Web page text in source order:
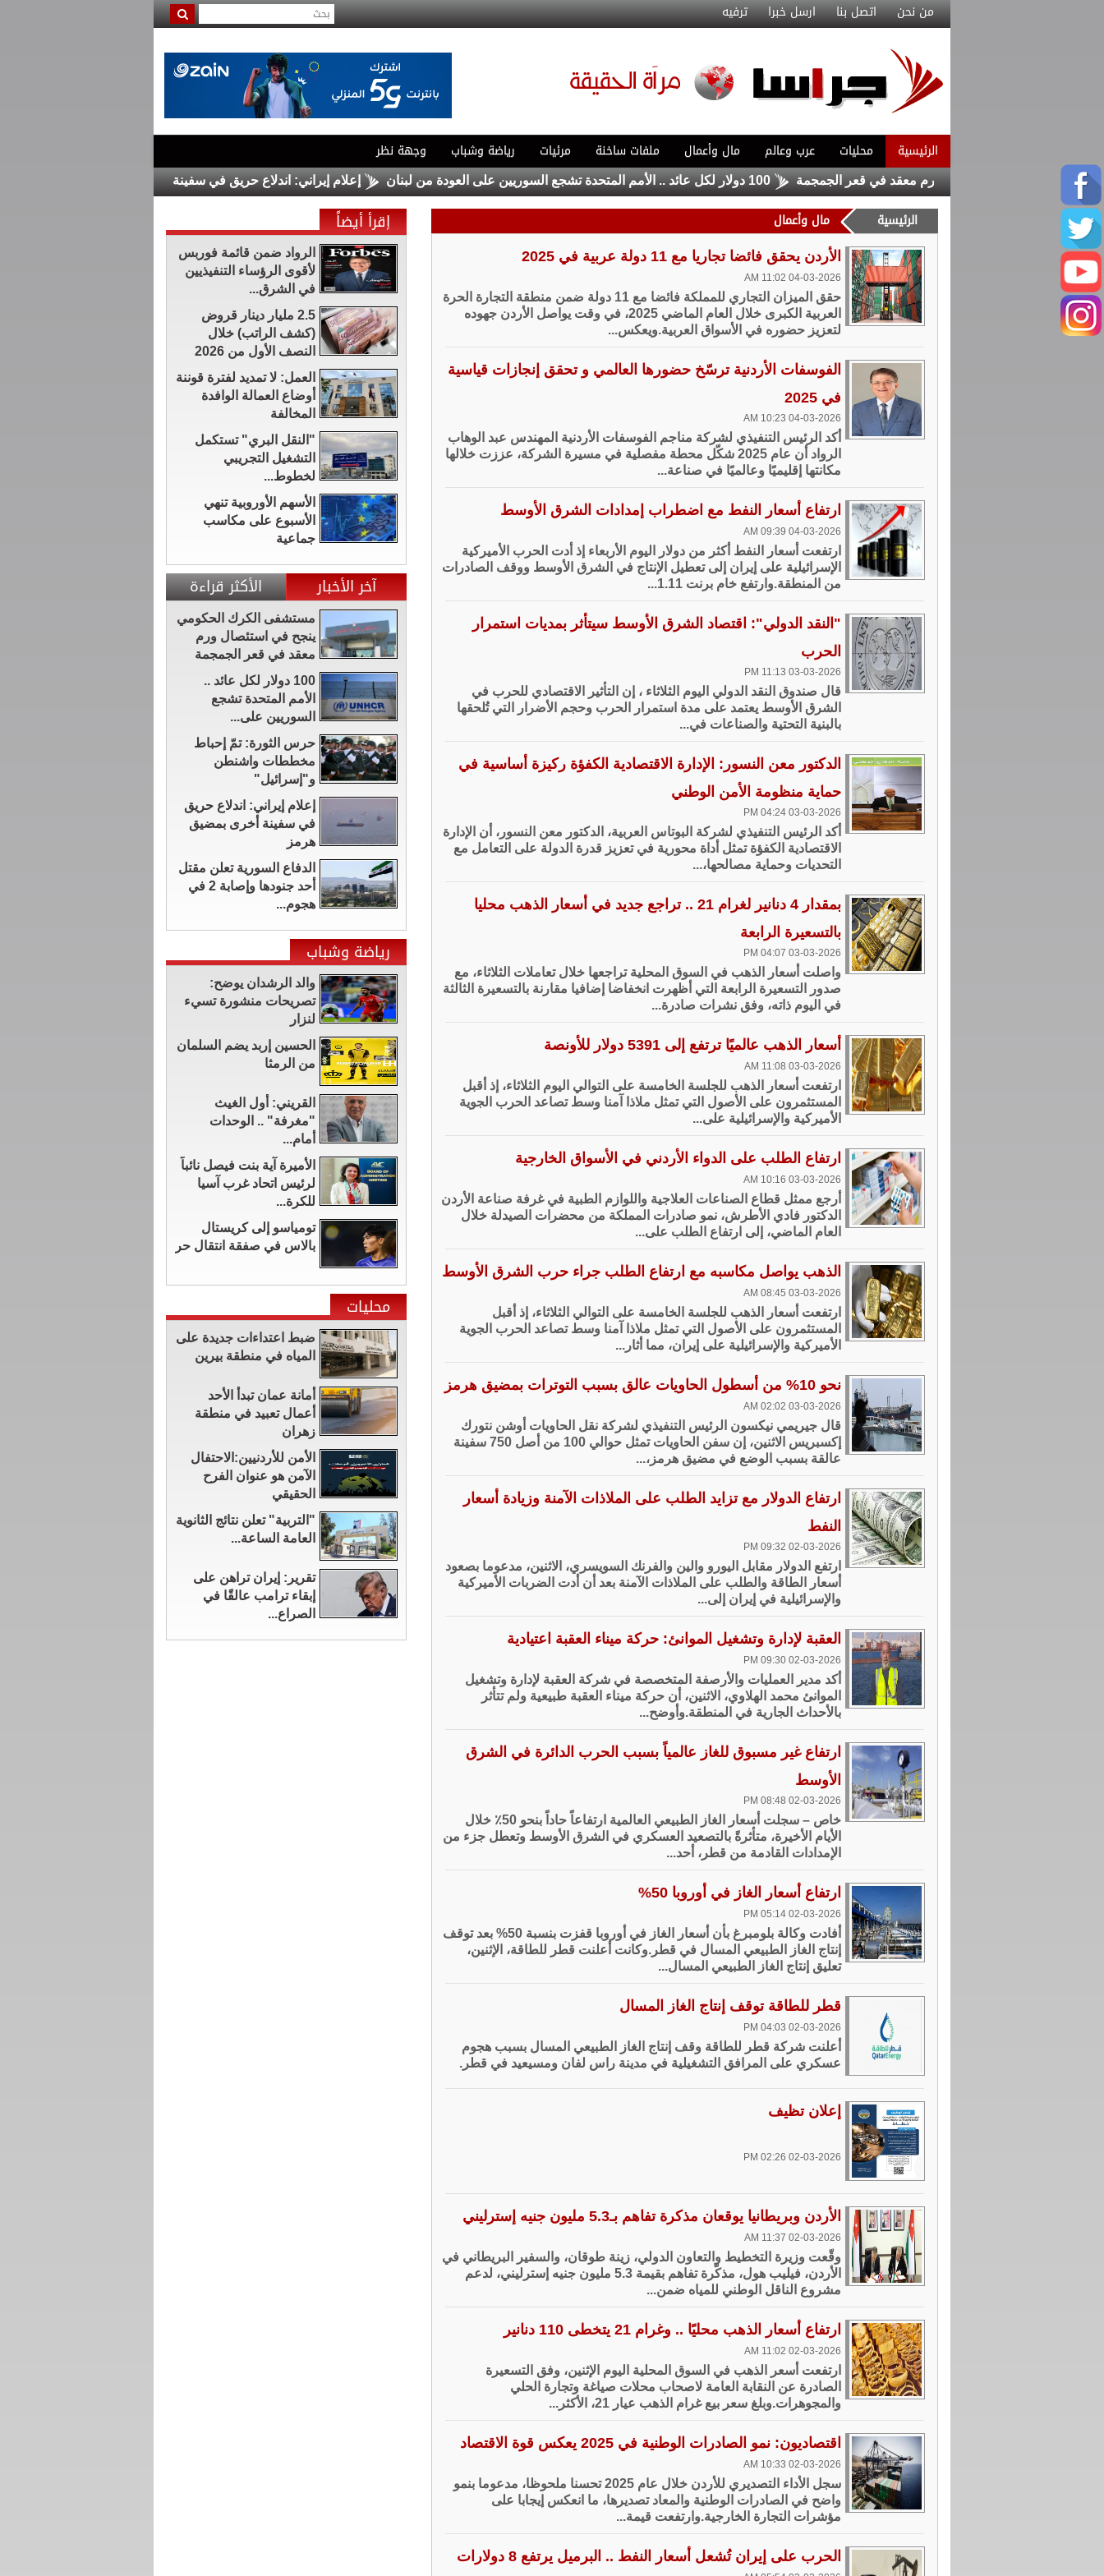
من نحن اتصل بنا ارسل خبرا ترفيه
الرئيسية محليات عرب وعالم مال وأعمال ملفات ساخنة مرئيات رياضة وشباب وجهة نظر
ينجح في استئصال ورم معقد في قعر الجمجمة 100 دولار لكل عائد .. الأمم المتحدة تشجع السوريين على العودة من لبنان إعلام إيراني: اندلاع حريق في سفينة أخرى بمضيق هرمز
الرئيسية مال وأعمال
الأردن يحقق فائضا تجاريا مع 11 دولة عربية في 2025
04-03-2026 11:02 AM
حقق الميزان التجاري للمملكة فائضا مع 11 دولة ضمن منطقة التجارة الحرة
العربية الكبرى خلال العام الماضي 2025، في وقت يواصل الأردن جهوده
لتعزيز حضوره في الأسواق العربية.ويعكس...
الفوسفات الأردنية ترسّخ حضورها العالمي و تحقق إنجازات قياسية
في 2025
04-03-2026 10:23 AM
أكد الرئيس التنفيذي لشركة مناجم الفوسفات الأردنية المهندس عبد الوهاب
الرواد أن عام 2025 شكّل محطة مفصلية في مسيرة الشركة، عززت خلالها
مكانتها إقليميًا وعالميًا في صناعة...
ارتفاع أسعار النفط مع اضطراب إمدادات الشرق الأوسط
04-03-2026 09:39 AM
ارتفعت أسعار النفط أكثر من دولار اليوم الأربعاء إذ أدت الحرب الأميركية
الإسرائيلية على إيران إلى تعطيل الإنتاج في الشرق الأوسط ووقف الصادرات
من المنطقة.وارتفع خام برنت 1.11...
"النقد الدولي": اقتصاد الشرق الأوسط سيتأثر بمديات استمرار
الحرب
03-03-2026 11:13 PM
قال صندوق النقد الدولي اليوم الثلاثاء ، إن التأثير الاقتصادي للحرب في
الشرق الأوسط يعتمد على مدة استمرار الحرب وحجم الأضرار التي تُلحقها
بالبنية التحتية ‌والصناعات في...
الدكتور معن النسور: الإدارة الاقتصادية الكفؤة ركيزة أساسية في
حماية منظومة الأمن الوطني
03-03-2026 04:24 PM
أكد الرئيس التنفيذي لشركة البوتاس العربية، الدكتور معن النسور، أن الإدارة
الاقتصادية الكفؤة تمثل أداة محورية في تعزيز قدرة الدولة على التعامل مع
التحديات وحماية مصالحها،...
بمقدار 4 دنانير لغرام 21 .. تراجع جديد في أسعار الذهب محليا
بالتسعيرة الرابعة
03-03-2026 04:07 PM
واصلت أسعار الذهب في السوق المحلية تراجعها خلال تعاملات الثلاثاء، مع
صدور التسعيرة الرابعة التي أظهرت انخفاضا إضافيا مقارنة بالتسعيرة الثالثة
في اليوم ذاته، وفق نشرات صادرة...
أسعار الذهب عالميًا ترتفع إلى 5391 دولار للأونصة
03-03-2026 11:08 AM
ارتفعت أسعار الذهب للجلسة الخامسة على التوالي اليوم الثلاثاء، إذ أقبل
المستثمرون على الأصول التي تمثل ملاذا آمنا وسط تصاعد الحرب الجوية
الأميركية والإسرائيلية على...
ارتفاع الطلب على الدواء الأردني في الأسواق الخارجية
03-03-2026 10:16 AM
أرجع ممثل قطاع الصناعات العلاجية واللوازم الطبية في غرفة صناعة الأردن
الدكتور فادي الأطرش، نمو صادرات المملكة من محضرات الصيدلة خلال
العام الماضي، إلى ارتفاع الطلب على...
الذهب يواصل مكاسبه مع ارتفاع الطلب جراء حرب الشرق الأوسط
03-03-2026 08:45 AM
ارتفعت أسعار الذهب للجلسة الخامسة على التوالي الثلاثاء، إذ أقبل
المستثمرون على الأصول التي تمثل ملاذا آمنا وسط تصاعد الحرب الجوية
الأميركية والإسرائيلية على إيران، مما أثار...
نحو 10% من أسطول الحاويات عالق بسبب التوترات بمضيق هرمز
03-03-2026 02:02 AM
قال جيريمي نيكسون الرئيس التنفيذي لشركة نقل الحاويات ​أوشن نتورك
إكسبريس الاثنين، ‌إن سفن الحاويات تمثل حوالي 100 من أصل 750 سفينة
عالقة ​بسبب الوضع في مضيق هرمز،...
ارتفاع الدولار مع تزايد الطلب على الملاذات الآمنة وزيادة أسعار
النفط
02-03-2026 09:32 PM
ارتفع الدولار مقابل اليورو والين والفرنك السويسري، الاثنين، مدعوما بصعود
أسعار الطاقة والطلب على الملاذات الآمنة بعد أن أدت الضربات الأميركية
والإسرائيلية في إيران إلى...
العقبة لإدارة وتشغيل الموانئ: حركة ميناء العقبة اعتيادية
02-03-2026 09:30 PM
أكد مدير العمليات والأرصفة المتخصصة في شركة العقبة لإدارة وتشغيل
الموانئ محمد الهلاوي، الاثنين، أن حركة ميناء العقبة طبيعية ولم تتأثر
بالأحداث الجارية في المنطقة.وأوضح...
ارتفاع غير مسبوق للغاز عالمياً بسبب الحرب الدائرة في الشرق
الأوسط
02-03-2026 08:48 PM
خاص – سجلت أسعار الغاز الطبيعي العالمية ارتفاعاً حاداً بنحو 50٪ خلال
الأيام الأخيرة، متأثرةً بالتصعيد العسكري في الشرق الأوسط وتعطل جزء من
الإمدادات القادمة من قطر، أحد...
ارتفاع أسعار الغاز في أوروبا 50%
02-03-2026 05:14 PM
أفادت وكالة بلومبرغ بأن أسعار الغاز في أوروبا قفزت بنسبة 50% بعد توقف
إنتاج الغاز الطبيعي المسال في قطر.وكانت أعلنت قطر للطاقة، الإثنين،
تعليق إنتاج الغاز الطبيعي المسال...
قطر للطاقة توقف إنتاج الغاز المسال
02-03-2026 04:03 PM
أعلنت شركة قطر للطاقة وقف إنتاج الغاز الطبيعي المسال بسبب هجوم
عسكري على المرافق التشغيلية في مدينة راس لفان ومسيعيد في قطر.
إعلان تظيف
02-03-2026 02:26 PM
الأردن وبريطانيا يوقعان مذكرة تفاهم بـ5.3 مليون جنيه إسترليني
02-03-2026 11:37 AM
وقّعت وزيرة التخطيط والتعاون الدولي، زينة طوقان، والسفير البريطاني في
الأردن، فيليب هول، مذكّرة تفاهم بقيمة 5.3 مليون جنيه إسترليني، لدعم
مشروع الناقل الوطني للمياه ضمن...
ارتفاع أسعار الذهب محليًا .. وغرام 21 يتخطى 110 دنانير
02-03-2026 11:02 AM
ارتفعت أسعر الذهب في السوق المحلية اليوم الإثنين، وفق التسعيرة
الصادرة عن النقابة العامة لاصحاب محلات صياغة وتجارة الحلي
والمجوهرات.وبلغ سعر بيع غرام الذهب عيار 21، الأكثر...
اقتصاديون: نمو الصادرات الوطنية في 2025 يعكس قوة الاقتصاد
02-03-2026 10:33 AM
سجل الأداء التصديري للأردن خلال عام 2025 تحسنا ملحوظا، مدعوما بنمو
واضح في الصادرات الوطنية والمعاد تصديرها، ما انعكس إيجابا على
مؤشرات التجارة الخارجية.وارتفعت قيمة...
الحرب على إيران تُشعل أسعار النفط .. البرميل يرتفع 8 دولارات
إقرأ أيضاً
الرواد ضمن قائمة فوربس
لأقوى الرؤساء التنفيذيين
في الشرق...
2.5 مليار دينار قروض
(كشف الراتب) خلال
النصف الأول من 2026
العمل: لا تمديد لفترة قوننة
أوضاع العمالة الوافدة
المخالفة
"النقل البري" تستكمل
التشغيل التجريبي
لخطوط...
الأسهم الأوروبية تنهي
الأسبوع على مكاسب
جماعية
آخر الأخبار الأكثر قراءة
مستشفى الكرك الحكومي
ينجح في استئصال ورم
معقد في قعر الجمجمة
100 دولار لكل عائد ..
الأمم المتحدة تشجع
السوريين على...
حرس الثورة: تمّ إحباط
مخططات واشنطن
و"إسرائيل"
إعلام إيراني: اندلاع حريق
في سفينة أخرى بمضيق
هرمز
الدفاع السورية تعلن مقتل
أحد جنودها وإصابة 2 في
هجوم...
رياضة وشباب
والد الرشدان يوضح:
تصريحات منشورة تسيء
لنزار
الحسين إربد يضم السلمان
من الرمثا
القريني: أول الغيث
"مغرفة" .. الوحدات
أمام...
الأميرة آية بنت فيصل نائباً
لرئيس اتحاد غرب آسيا
للكرة...
تومياسو إلى كريستال
بالاس في صفقة انتقال حر
محليات
ضبط اعتداءات جديدة على
المياه في منطقة بيرين
أمانة عمان تبدأ الأحد
أعمال تعبيد في منطقة
زهران
الأمن للأردنيين:الاحتفال
الآمن هو عنوان الفرح
الحقيقي
"التربية" تعلن نتائج الثانوية
العامة الساعة...
تقرير: إيران تراهن على
إبقاء ترامب عالقًا في
الصراع...